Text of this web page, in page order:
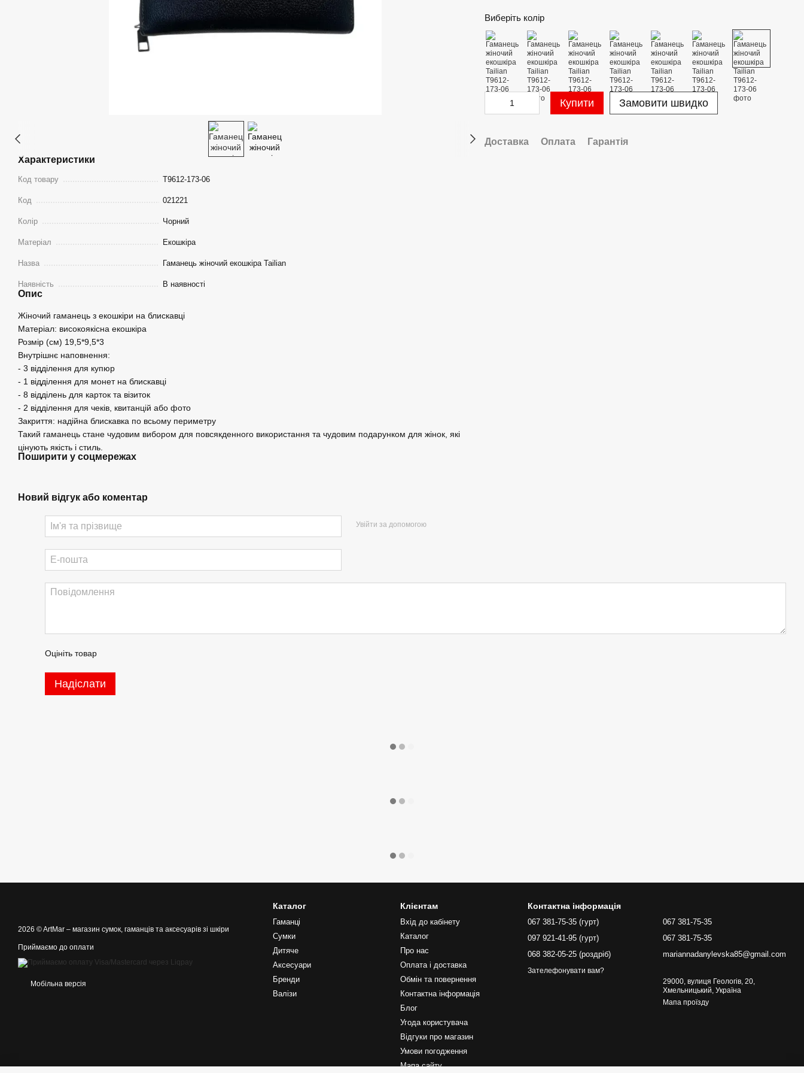
Характеристики
Код товару T9612-173-06
Код 021221
Колір Чорний
Матеріал Екошкіра
Назва Гаманець жіночий екошкіра Tailian
Наявність В наявності
Опис
Жіночий гаманець з екошкіри на блискавці
Матеріал: високоякісна екошкіра
Розмір (см) 19,5*9,5*3
Внутрішнє наповнення:
- 3 відділення для купюр
- 1 відділення для монет на блискавці
- 8 відділень для карток та візиток
- 2 відділення для чеків, квитанцій або фото
Закриття: надійна блискавка по всьому периметру
Такий гаманець стане чудовим вибором для повсякденного використання та чудовим подарунком для жінок, які
цінують якість і стиль.
Поширити у соцмережах
Виберіть колір
Купити Замовити швидко
Доставка Оплата Гарантія
Новий відгук або коментар
Увійти за допомогою
Оцініть товар
Надіслати
2026 © ArtMar – магазин сумок, гаманців та аксесуарів зі шкіри
Приймаємо до оплати
Мобільна версія
Каталог
Гаманці
Сумки
Дитяче
Аксесуари
Бренди
Валізи
Клієнтам
Вхід до кабінету
Каталог
Про нас
Оплата і доставка
Обмін та повернення
Контактна інформація
Блог
Угода користувача
Відгуки про магазин
Умови погодження
Мапа сайту
Контактна інформація
067 381-75-35 (гурт)
097 921-41-95 (гурт)
068 382-05-25 (роздріб)
Зателефонувати вам?
067 381-75-35
067 381-75-35
mariannadanylevska85@gmail.com
29000, вулиця Геологів, 20,
Хмельницький, Україна
Мапа проїзду